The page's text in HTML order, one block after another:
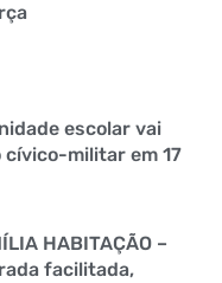
escolar vai
cívico-militar em 17
HABITAÇÃO –
facilitada,